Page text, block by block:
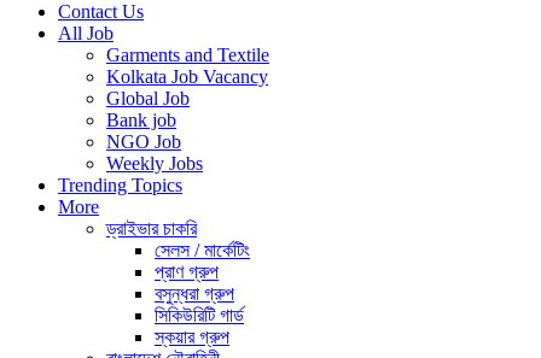
Contact Us
All Job
Garments and Textile
Kolkata Job Vacancy
Global Job
Bank job
NGO Job
Weekly Jobs
Trending Topics
More
ড্রাইভার চাকরি
সেলস / মার্কেটিং
প্রাণ গ্রুপ
বসুন্ধরা গ্রুপ
সিকিউরিটি গার্ড
স্কয়ার গ্রুপ